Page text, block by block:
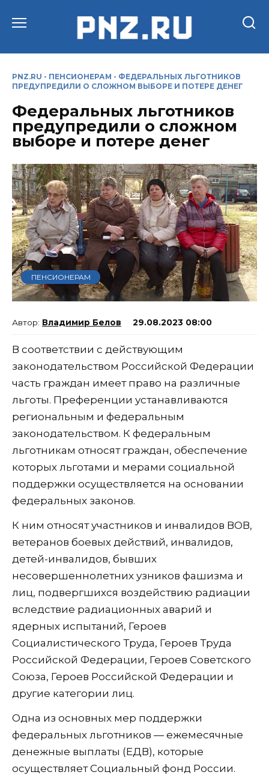
PNZ.RU - ПЕНСИОНЕРАМ - ФЕДЕРАЛЬНЫХ ЛЬГОТНИКОВ
ПРЕДУПРЕДИЛИ О СЛОЖНОМ ВЫБОРЕ И ПОТЕРЕ ДЕНЕГ
Федеральных льготников
предупредили о сложном
выборе и потере денег
ПЕНСИОНЕРАМ
Владимир Белов 29.08.2023 08:00
В соответствии с действующим
законодательством Российской Федерации
часть граждан имеет право на различные
льготы. Преференции устанавливаются
региональным и федеральным
законодательством. К федеральным
льготникам относят граждан, обеспечение
которых льготами и мерами социальной
поддержки осуществляется на основании
федеральных законов.
К ним относят участников и инвалидов ВОВ,
ветеранов боевых действий, инвалидов,
детей-инвалидов, бывших
несовершеннолетних узников фашизма и
лиц, подвергшихся воздействию радиации
вследствие радиационных аварий и
ядерных испытаний, Героев
Социалистического Труда, Героев Труда
Российской Федерации, Героев Советского
Союза, Героев Российской Федерации и
другие категории лиц.
Одна из основных мер поддержки
федеральных льготников — ежемесячные
денежные выплаты (ЕДВ), которые
осуществляет Социальный фонд России.